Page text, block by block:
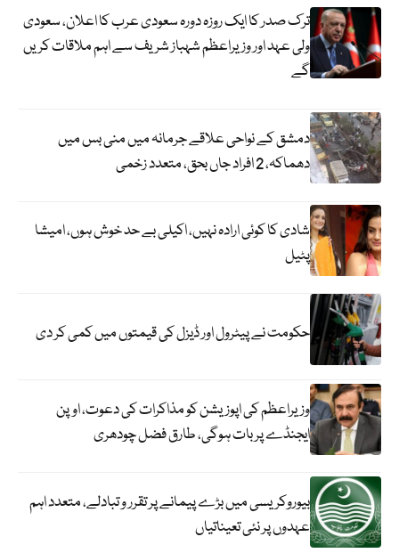
ترک صدر کا ایک روزہ دورہ سعودی عرب کا اعلان، سعودی
ولی عہد اور وزیراعظم شہباز شریف سے اہم ملاقات کریں
گے
دمشق کے نواحی علاقے جرمانہ میں منی بس میں
دھماکہ، 2 افراد جاں بحق، متعدد زخمی
شادی کا کوئی ارادہ نہیں، اکیلی بے حد خوش ہوں، امیشا
پٹیل
حکومت نے پیٹرول اور ڈیزل کی قیمتوں میں کمی کر دی
وزیراعظم کی اپوزیشن کو مذاکرات کی دعوت، اوپن
ایجنڈے پر بات ہوگی، طارق فضل چودھری
بیوروکریسی میں بڑے پیمانے پر تقرر و تبادلے، متعدد اہم
عہدوں پر نئی تعیناتیاں